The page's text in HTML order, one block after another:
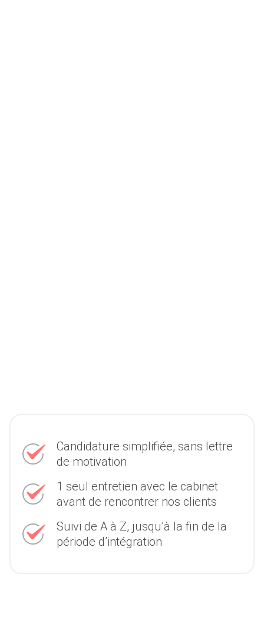
Candidature simplifiée, sans lettre
de motivation
1 seul entretien avec le cabinet
avant de rencontrer nos clients
Suivi de A à Z, jusqu’à la fin de la
période d’intégration